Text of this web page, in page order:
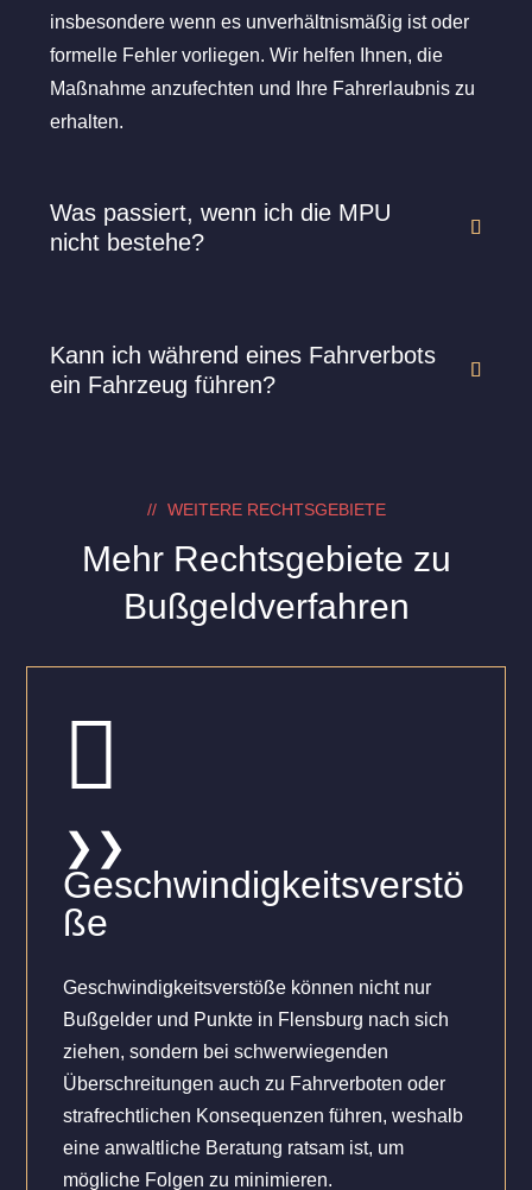
insbesondere wenn es unverhältnismäßig ist oder
formelle Fehler vorliegen. Wir helfen Ihnen, die
Maßnahme anzufechten und Ihre Fahrerlaubnis zu
erhalten.
Was passiert, wenn ich die MPU
nicht bestehe?
Kann ich während eines Fahrverbots
ein Fahrzeug führen?
WEITERE RECHTSGEBIETE
Mehr Rechtsgebiete zu
Bußgeldverfahren

❯❯
Geschwindigkeitsverstö
ße
Geschwindigkeitsverstöße können nicht nur
Bußgelder und Punkte in Flensburg nach sich
ziehen, sondern bei schwerwiegenden
Überschreitungen auch zu Fahrverboten oder
strafrechtlichen Konsequenzen führen, weshalb
eine anwaltliche Beratung ratsam ist, um
mögliche Folgen zu minimieren.